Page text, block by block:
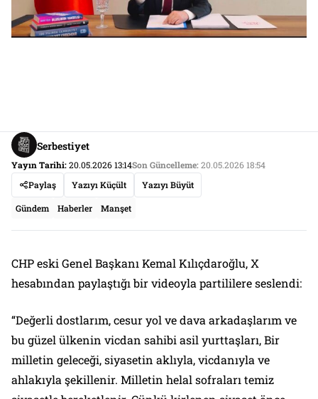
Serbestiyet
Yayın Tarihi:20.05.2026 13:14Son Güncelleme:20.05.2026 18:54
Paylaş
Yazıyı Küçült Yazıyı Büyüt
Gündem Haberler Manşet
CHP eski Genel Başkanı Kemal Kılıçdaroğlu, X
hesabından paylaştığı bir videoyla partililere seslendi:
“Değerli dostlarım, cesur yol ve dava arkadaşlarım ve
bu güzel ülkenin vicdan sahibi asil yurttaşları, Bir
milletin geleceği, siyasetin aklıyla, vicdanıyla ve
ahlakıyla şekillenir. Milletin helal sofraları temiz